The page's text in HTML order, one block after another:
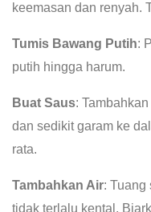
keemasan dan renyah.
Tumis Bawang Putih:
putih hingga harum.
Buat Saus:
dan sedikit garam ke
rata.
Tambahkan Air: Tuang
tidak terlalu kental.